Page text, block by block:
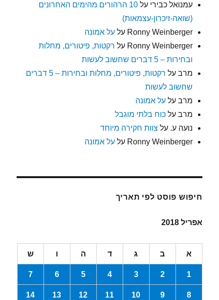
עמנואל כבירי על
10 הרהורים מהימים האחרונים
(שואה-זיכרון-עצמאות)
Ronny Weinberger עלעל אמונה
Ronny Weinberger על רקטות, פיטורים, מחלות
ובחירות – 5 דברים שחשוב לעשות
מרב על
רקטות, פיטורים, מחלות ובחירות – 5 דברים
שחשוב לעשות
מרב עלעל אמונה
מרב עלכוח בלתי מוגבל
נועה ע. על צוות חקירה מיוחד
Ronny Weinberger עלעל אמונה
חיפוש פוסט לפי תאריך
אפריל 2018
א ב ג ד ה ו ש
1
2
3
4
5
6
7
8
9
10
11
12
13
14